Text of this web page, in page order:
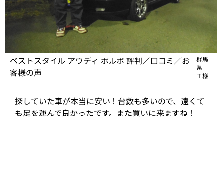
ベストスタイル アウディ ボルボ 評判／口コミ／お
客様の声
群馬
県
Ｔ様
探していた車が本当に安い！台数も多いので、遠くて
も足を運んで良かったです。また買いに来ますね！